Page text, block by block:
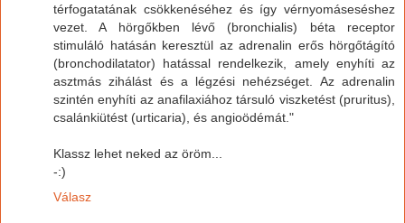
térfogatatának csökkenéséhez és így vérnyomáseséshez
vezet. A hörgőkben lévő (bronchialis) béta receptor
stimuláló hatásán keresztül az adrenalin erős hörgőtágító
(bronchodilatator) hatással rendelkezik, amely enyhíti az
asztmás zihálást és a légzési nehézséget. Az adrenalin
szintén enyhíti az anafilaxiához társuló viszketést (pruritus),
csalánkiütést (urticaria), és angioödémát."
Klassz lehet neked az öröm...
-:)
Válasz